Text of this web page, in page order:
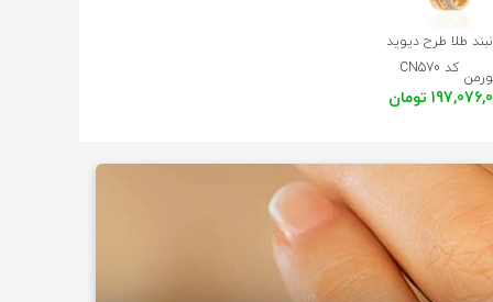
طلا طرح دیوید
کد CN570
تومان